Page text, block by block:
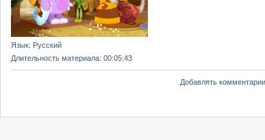
Язык: Русский
Длительность материала: 00:05:43
Добавлять